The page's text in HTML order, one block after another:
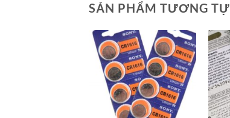
SẢN PHẨM TƯƠNG TỰ